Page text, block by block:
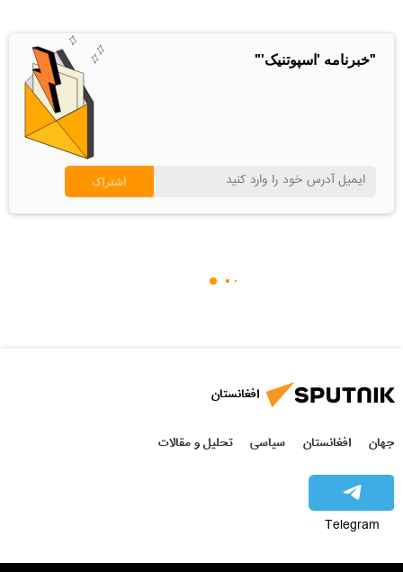
"خبرنامه 'اسپوتنیک'"
افغانستان
جهان افغانستان سیاسی تحلیل و مقالات
Telegram